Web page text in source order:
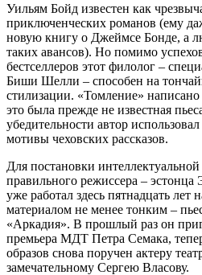
Уильям Бойд известен как
приключенческих романов (ему
новую книгу о Джеймсе Бонде, а
таких авансов). Но помимо
бестселлеров этот филолог –
Биши Шелли – способен на
стилизации. «Томление»
это была прежде не известная
убедительности автор
мотивы чеховских рассказов.
Для постановки
правильного режиссера –
уже работал здесь пятнадцать лет
материалом не менее тонким –
«Аркадия». В прошлый раз он
премьера МДТ Петра Семака,
образов снова поручен актеру
замечательному Сергею Власову.